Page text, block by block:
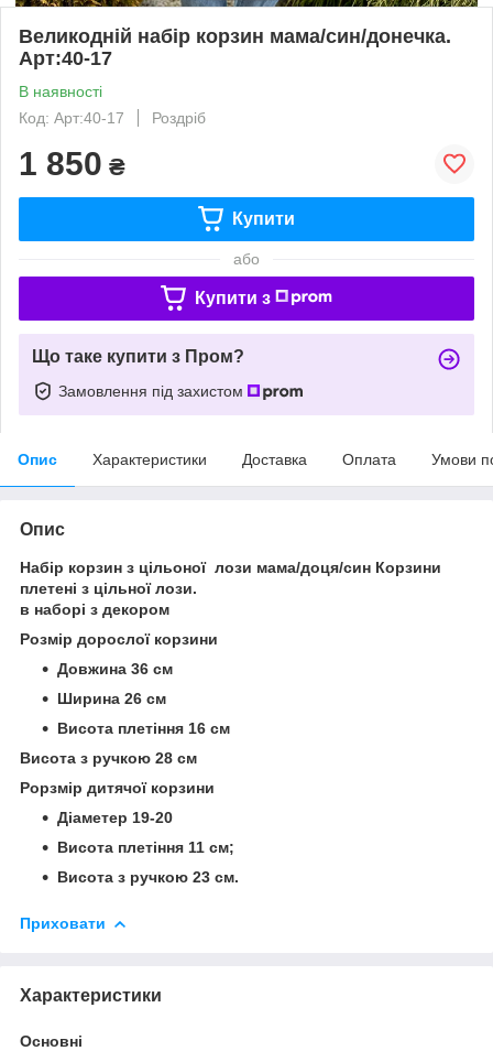
Великодній набір корзин мама/син/донечка.
Арт:40-17
В наявності
Код: Арт:40-17
Роздріб
1 850 ₴
Купити
або
Купити з
Що таке купити з Пром?
Замовлення під захистом
Опис Характеристики Доставка Оплата Умови
Опис
Набір корзин з цільоної лози мама/доця/син Корзини
плетені з цільної лози.
в наборі з декором
Розмір дорослої корзини
Довжина 36 см
Ширина 26 см
Висота плетіння 16 см
Висота з ручкою 28 см
Рорзмір дитячої корзини
Діаметер 19-20
Висота плетіння 11 см;
Висота з ручкою 23 см.
Приховати
Характеристики
Основні